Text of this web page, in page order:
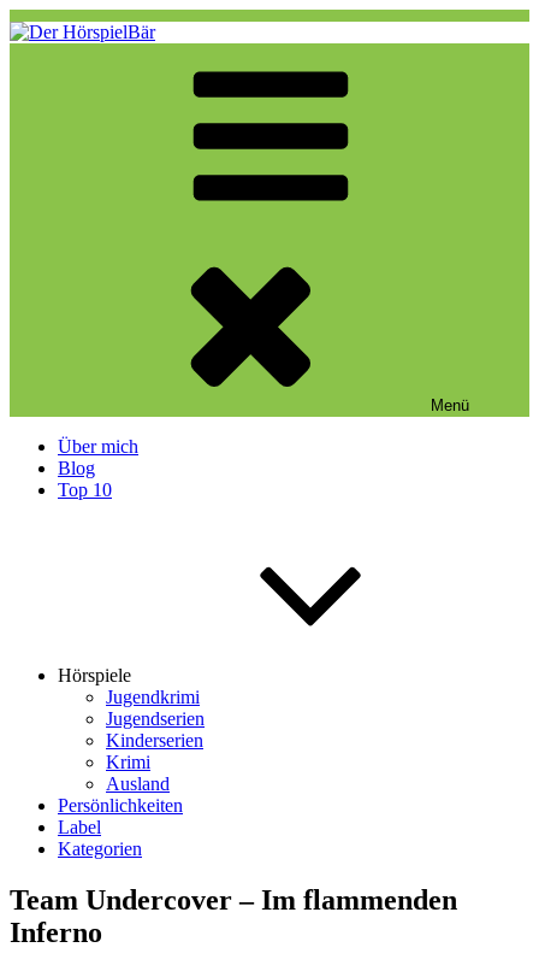
Zum
Inhalt
Eine weitere WordPress-Website
Menü
Über mich
Blog
Top 10
Hörspiele
Jugendkrimi
Jugendserien
Kinderserien
Krimi
Ausland
Persönlichkeiten
Label
Kategorien
Team Undercover – Im flammenden
Inferno